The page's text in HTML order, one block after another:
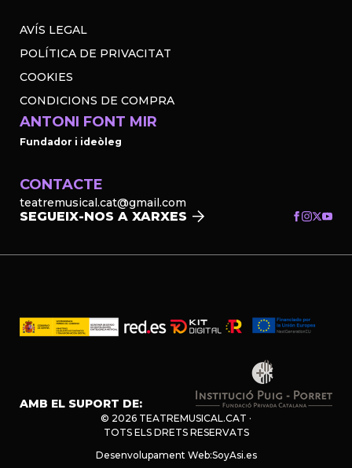
AVÍS LEGAL
POLÍTICA DE PRIVACITAT
COOKIES
CONDICIONS DE COMPRA
ANTONI FONT MIR
Fundador i ideòleg
CONTACTE
teatremusical.cat@gmail.com
SEGUEIX-NOS A XARXES
AMB EL SUPORT DE:
© 2026 TEATREMUSICAL.CAT ·
TOTS ELS DRETS RESERVATS
Desenvolupament Web:SoyAsi.es